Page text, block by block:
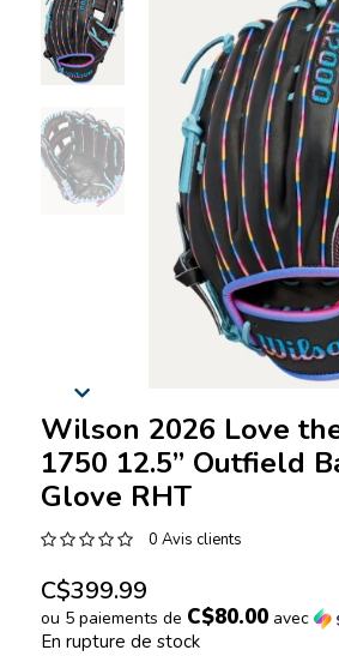
Wilson 2026 Love
1750 12.5” Outfield
Glove RHT
0 Avis clients
C$399.99
ou 5 paiements de C$80.00avec
En rupture de stock